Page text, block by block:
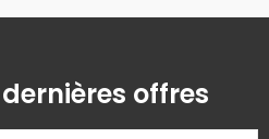
offres